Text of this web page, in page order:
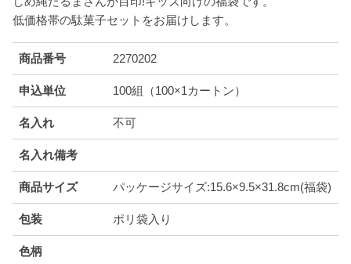
低価格帯の駄菓子セットをお届けします。
商品番号 2270202
申込単位 100組（100×1カートン）
名入れ 不可
名入れ備考
商品サイズ パッケージサイズ:15.6×9.5×31.8cm(福袋)
包装 ポリ袋入り
色柄